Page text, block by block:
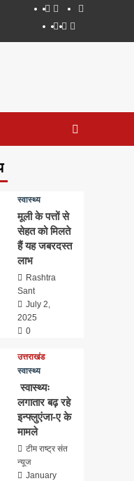
About
WEB
SERIES
Dehradun
Smart
Life
in
Places
to
सम्पर्क
स्वास्थ्य
मूली के पत्तों से
सेहत को मिलते
हैं यह जबरदस्त
लाभ
Rashtra
Sant
July 2,
2025
0
उत्तराखंड
स्वास्थ्य
स्वास्थ्यः
लगातार बढ़ रहे
इन्फ्लुएंजा-ए के
मामले
टीम राष्ट्र संत
न्यूज
January